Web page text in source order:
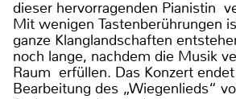
dieser hervorragenden Pianistin
Mit wenigen Tastenberührungen
ganze Klanglandschaften
noch lange, nachdem die Musik
Raum erfüllen. Das Konzert
Bearbeitung des „Wiegenlieds“